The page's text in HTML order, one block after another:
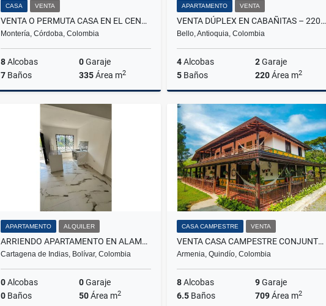
CASA VENTA
VENTA O PERMUTA CASA EN EL CENTRO DE MONTERÍA CÓRDOBA COLOMBIA
Montería, Córdoba, Colombia
8Alcobas 0Garaje
7 Baños 335Área m2
$850.000.000
APARTAMENTO VENTA
VENTA DÚPLEX EN CABAÑITAS – 220 M² ¡OPORTUNIDAD ÚNICA!
Bello, Antioquia, Colombia
4Alcobas 2Garaje
5 Baños 220Área m2
Venta
$700.000.000
APARTAMENTO ALQUILER
ARRIENDO APARTAMENTO EN ALAMEDA LA VICTORIA
Cartagena de Indias, Bolívar, Colombia
0Alcobas 0Garaje
0 Baños 50Área m2
CASA CAMPESTRE VENTA
VENTA CASA CAMPESTRE CONJUNTO RANCHO SOLEDAD MONTENEGRO
Armenia, Quindío, Colombia
8Alcobas 9Garaje
6.5 Baños 709Área m2